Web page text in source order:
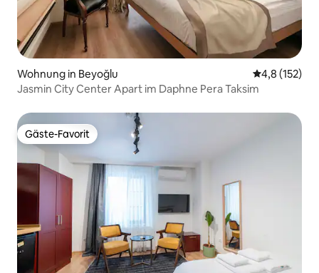
Wohnung in Beyoğlu
4,8 (152)
Jasmin City Center Apart im Daphne Pera Taksim
Gäste-Favorit
Gäste-Favorit